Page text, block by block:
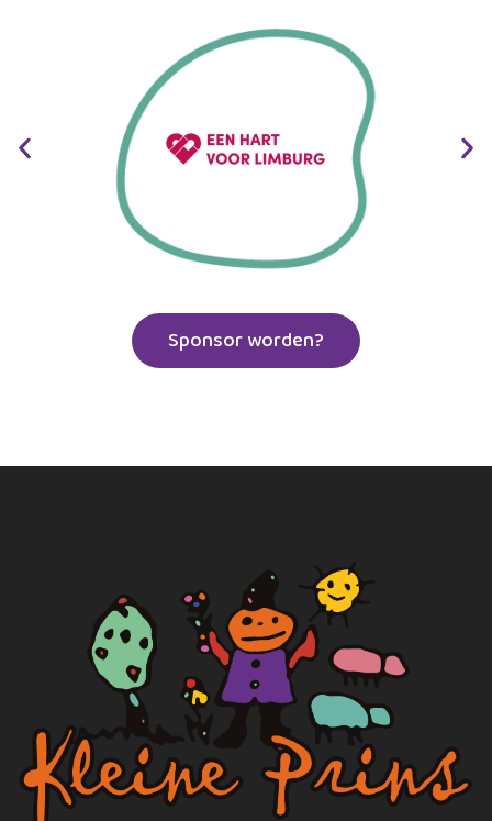
Sponsor worden?